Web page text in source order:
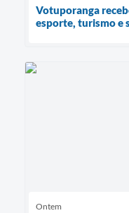
Votuporanga
esporte, turismo e
Ontem